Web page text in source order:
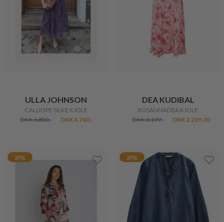
ULLA JOHNSON
CALLIOPE SILKE KJOLE
DKK 6.800,-
DKK 4.760,-
DEA KUDIBAL
ROSANNADEA KJOLE
DKK 3.199,-
DKK 2.239,30
20% 20%